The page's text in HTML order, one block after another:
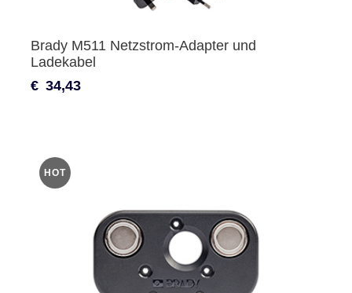
Brady M511 Netzstrom-Adapter und
Ladekabel
€ 34,43
HOT